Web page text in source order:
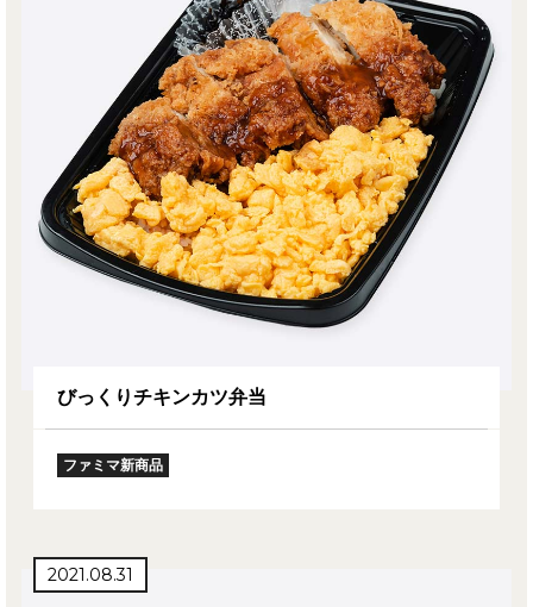
びっくりチキンカツ弁当
ファミマ新商品
2021.08.31